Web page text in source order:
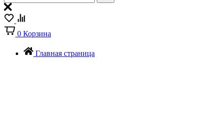
0 Корзина
Главная страница